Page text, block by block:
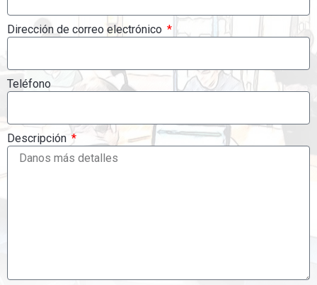
Dirección de correo electrónico
Teléfono
Descripción